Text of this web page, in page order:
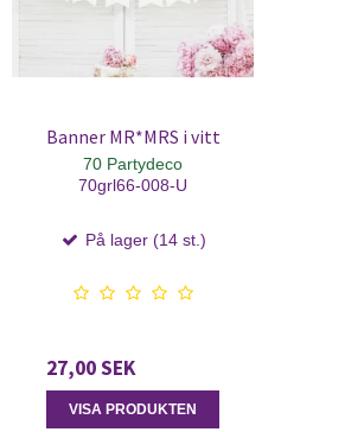
Banner MR*MRS i vitt
70 Partydeco
70grl66-008-U
På lager (14 st.)
27,00 SEK
VISA PRODUKTEN